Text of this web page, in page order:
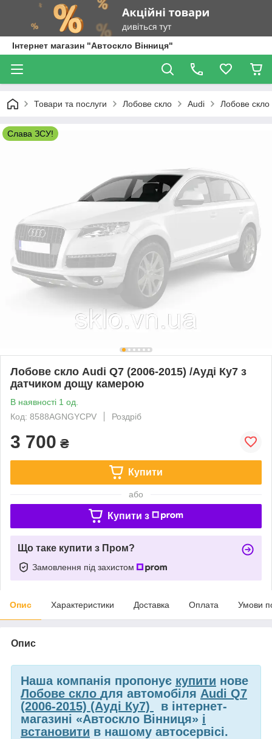
Інтернет магазин "Автоскло Вінниця"
Товари та послуги Лобове скло Audi Лобове
Слава ЗСУ!
Лобове скло Audi Q7 (2006-2015) /Ауді Ку7 з
датчиком дощу камерою
В наявності 1 од.
Код: 8588AGNGYCPV
Роздріб
3 700 ₴
Купити
або
Купити з
Що таке купити з Пром?
Замовлення під захистом
Опис Характеристики Доставка Оплата Умови
Опис
Наша компанія пропонує купити нове
Лобове скло для автомобіля Audi Q7
(2006-2015) (Ауді Ку7)
в інтернет-
магазині «Автоскло Вінниця» і
встановити в нашому автосервісі.